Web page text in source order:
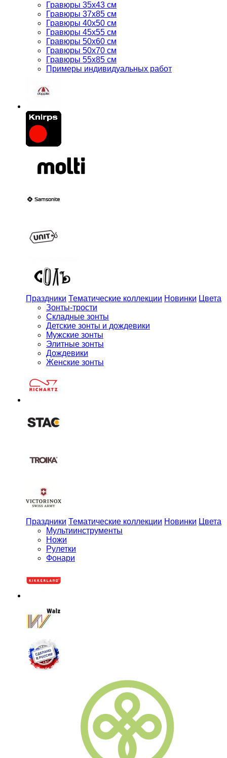
Гравюры 35x43 см
Гравюры 37x85 см
Гравюры 40x50 см
Гравюры 45x55 см
Гравюры 50x60 см
Гравюры 50x70 см
Гравюры 55x85 см
Примеры индивидуальных работ
Праздники Тематические коллекции Новинки Цвета
Зонты-трости
Складные зонты
Детские зонты и дождевики
Мужские зонты
Элитные зонты
Дождевики
Женские зонты
Праздники Тематические коллекции Новинки Цвета
Мульти­инструменты
Ножи
Рулетки
Фонари